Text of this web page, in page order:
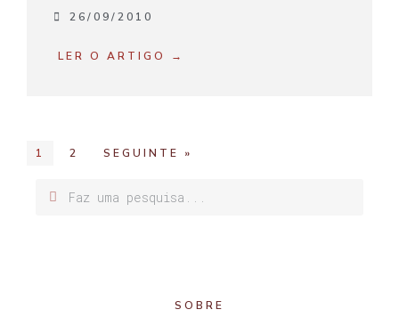
26/09/2010
LER O ARTIGO →
1 2 SEGUINTE »
SOBRE